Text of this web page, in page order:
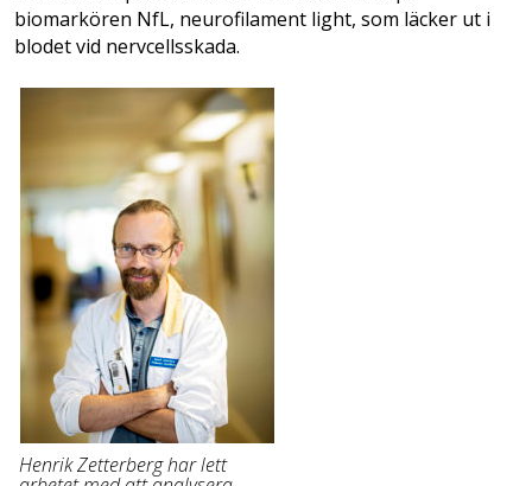
biomarkören NfL, neurofilament light, som läcker ut i
blodet vid nervcellsskada.
Henrik Zetterberg har lett